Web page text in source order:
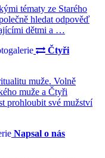
tématy ze Starého
hledat odpověď
dětmi a …
Čtyři
muže. Volně
muže a Čtyři
prohloubit své mužství
Napsal o nás